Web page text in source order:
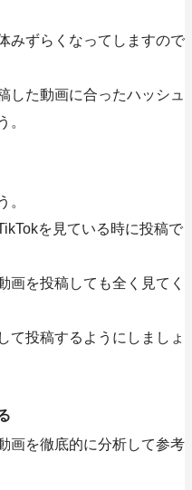
みずらくなってしますので
した動画に合ったハッシュ
。
。
を見ている時に投稿で
画を投稿しても全く見てく
て投稿するようにしましょ
画を徹底的に分析して参考